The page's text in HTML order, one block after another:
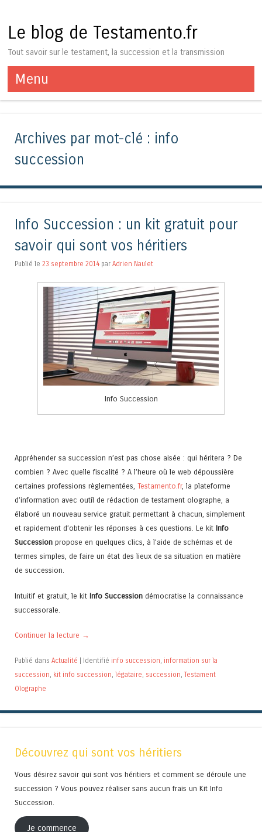
Le blog de Testamento.fr
Tout savoir sur le testament, la succession et la transmission
Menu
Aller au contenu
Archives par mot-clé : info
succession
Info Succession : un kit gratuit pour
savoir qui sont vos héritiers
Publié le 23 septembre 2014 par Adrien Naulet
Info Succession
Appréhender sa succession n’est pas chose aisée : qui héritera ? De
combien ? Avec quelle fiscalité ? A l’heure où le web dépoussière
certaines professions règlementées, Testamento.fr, la plateforme
d’information avec outil de rédaction de testament olographe, a
élaboré un nouveau service gratuit permettant à chacun, simplement
et rapidement d’obtenir les réponses à ces questions. Le kit Info
Succession propose en quelques clics, à l’aide de schémas et de
termes simples, de faire un état des lieux de sa situation en matière
de succession.
Intuitif et gratuit, le kit Info Succession démocratise la connaissance
successorale.
Continuer la lecture →
Publié dans Actualité Identifié info succession, information sur la
succession, kit info succession, légataire, succession, Testament
Olographe
Découvrez qui sont vos héritiers
Vous désirez savoir qui sont vos héritiers et comment se déroule une
succession ? Vous pouvez réaliser sans aucun frais un Kit Info
Succession.
Je commence